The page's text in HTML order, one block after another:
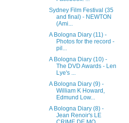
Sydney Film Festival (35
and final) - NEWTON
(Ami...
A Bologna Diary (11) -
Photos for the record -
pil...
A Bologna Diary (10) -
The DVD Awards - Len
Lye's ...
A Bologna Diary (9) -
William K Howard,
Edmund Low...
A Bologna Diary (8) -
Jean Renoir's LE